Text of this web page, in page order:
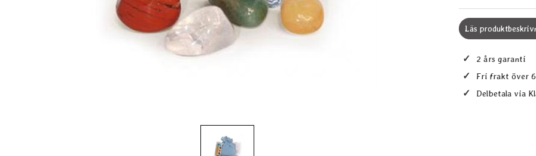
Läs
✓ 2 års garanti
✓ Fri frakt över
✓ Delbetala via